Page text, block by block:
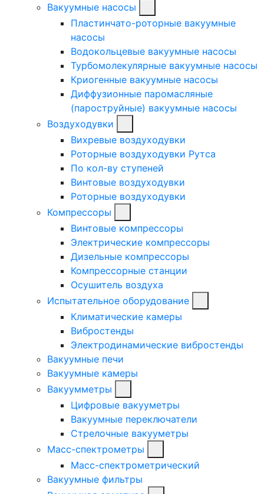
Вакуумные насосы
Пластинчато-роторные вакуумные
насосы
Водокольцевые вакуумные насосы
Турбомолекулярные вакуумные насосы
Криогенные вакуумные насосы
Диффузионные паромасляные
(пароструйные) вакуумные насосы
Воздуходувки
Вихревые воздуходувки
Роторные воздуходувки Рутса
По кол-ву ступеней
Винтовые воздуходувки
Роторные воздуходувки
Компрессоры
Винтовые компрессоры
Электрические компрессоры
Дизельные компрессоры
Компрессорные станции
Осушитель воздуха
Испытательное оборудование
Климатические камеры
Вибростенды
Электродинамические вибростенды
Вакуумные печи
Вакуумные камеры
Вакуумметры
Цифровые вакууметры
Вакуумные переключатели
Стрелочные вакууметры
Масс-спектрометры
Масс-спектрометрический
Вакуумные фильтры